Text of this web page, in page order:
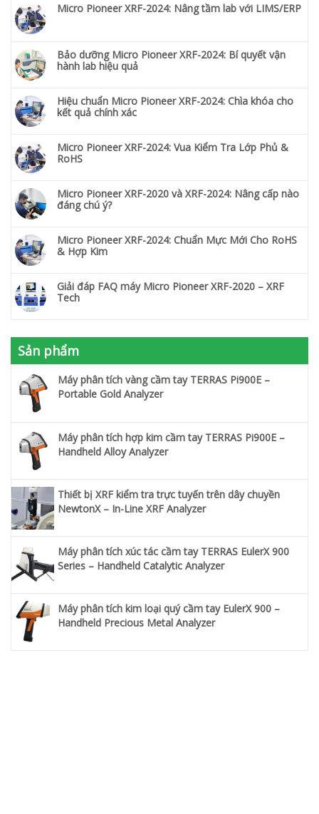
Micro Pioneer XRF-2024: Nâng tầm lab với LIMS/ERP
Bảo dưỡng Micro Pioneer XRF-2024: Bí quyết vận
hành lab hiệu quả
Hiệu chuẩn Micro Pioneer XRF-2024: Chìa khóa cho
kết quả chính xác
Micro Pioneer XRF-2024: Vua Kiểm Tra Lớp Phủ &
RoHS
Micro Pioneer XRF-2020 và XRF-2024: Nâng cấp nào
đáng chú ý?
Micro Pioneer XRF-2024: Chuẩn Mực Mới Cho RoHS
& Hợp Kim
Giải đáp FAQ máy Micro Pioneer XRF-2020 – XRF
Tech
Sản phẩm
Máy phân tích vàng cầm tay TERRAS Pi900E –
Portable Gold Analyzer
Máy phân tích hợp kim cầm tay TERRAS Pi900E –
Handheld Alloy Analyzer
Thiết bị XRF kiểm tra trực tuyến trên dây chuyền
NewtonX – In-Line XRF Analyzer
Máy phân tích xúc tác cầm tay TERRAS EulerX 900
Series – Handheld Catalytic Analyzer
Máy phân tích kim loại quý cầm tay EulerX 900 –
Handheld Precious Metal Analyzer